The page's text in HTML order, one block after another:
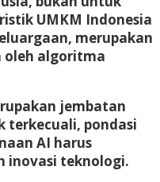
UMKM Indonesia
merupakan
algoritma
jembatan
terkecuali, pondasi
AI harus
inovasi teknologi.